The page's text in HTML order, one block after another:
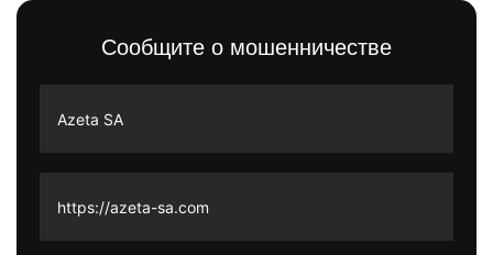
Сообщите о мошенничестве